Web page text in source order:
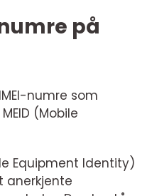
på
numre som
(Mobile
Equipment Identity)
anerkjente